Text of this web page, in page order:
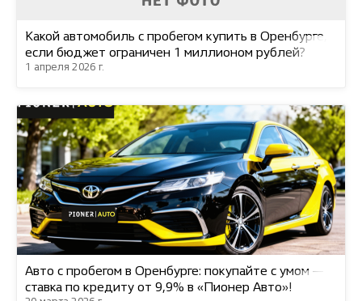
Какой автомобиль с пробегом купить в Оренбурге,
если бюджет ограничен 1 миллионом рублей?
1 апреля 2026 г.
Авто с пробегом в Оренбурге: покупайте с умом —
ставка по кредиту от 9,9% в «Пионер Авто»!